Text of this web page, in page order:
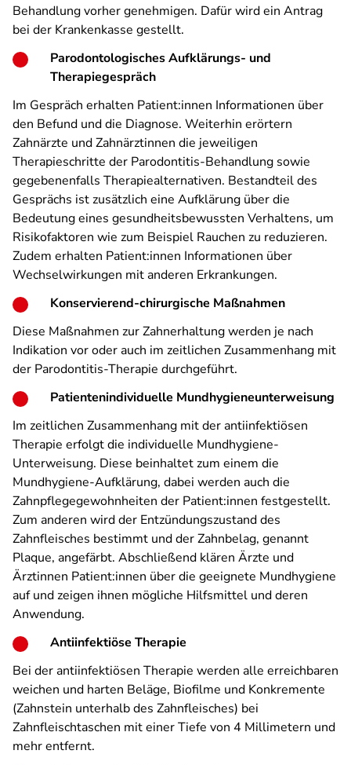
Behandlung vorher genehmigen. Dafür wird ein Antrag
bei der Krankenkasse gestellt.
Parodontologisches Aufklärungs- und
Therapiegespräch
Im Gespräch erhalten Patient:innen Informationen über
den Befund und die Diagnose. Weiterhin erörtern
Zahnärzte und Zahnärztinnen die jeweiligen
Therapieschritte der Parodontitis-Behandlung sowie
gegebenenfalls Therapiealternativen. Bestandteil des
Gesprächs ist zusätzlich eine Aufklärung über die
Bedeutung eines gesundheitsbewussten Verhaltens, um
Risikofaktoren wie zum Beispiel Rauchen zu reduzieren.
Zudem erhalten Patient:innen Informationen über
Wechselwirkungen mit anderen Erkrankungen.
Konservierend-chirurgische Maßnahmen
Diese Maßnahmen zur Zahnerhaltung werden je nach
Indikation vor oder auch im zeitlichen Zusammenhang mit
der Parodontitis-Therapie durchgeführt.
Patientenindividuelle Mundhygieneunterweisung
Im zeitlichen Zusammenhang mit der antiinfektiösen
Therapie erfolgt die individuelle Mundhygiene-
Unterweisung. Diese beinhaltet zum einem die
Mundhygiene-Aufklärung, dabei werden auch die
Zahnpflegegewohnheiten der Patient:innen festgestellt.
Zum anderen wird der Entzündungszustand des
Zahnfleisches bestimmt und der Zahnbelag, genannt
Plaque, angefärbt. Abschließend klären Ärzte und
Ärztinnen Patient:innen über die geeignete Mundhygiene
auf und zeigen ihnen mögliche Hilfsmittel und deren
Anwendung.
Antiinfektiöse Therapie
Bei der antiinfektiösen Therapie werden alle erreichbaren
weichen und harten Beläge, Biofilme und Konkremente
(Zahnstein unterhalb des Zahnfleisches) bei
Zahnfleischtaschen mit einer Tiefe von 4 Millimetern und
mehr entfernt.